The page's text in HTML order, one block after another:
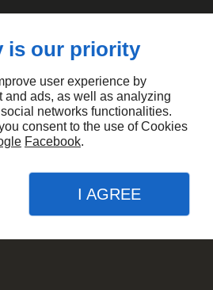
Agence SEA Linkeo
CONTACTEZ-NOUS
is our priority
user experience by
and ads, as well as analyzing
networks functionalities.
consent to the use of Cookies
Facebook.
I AGREE